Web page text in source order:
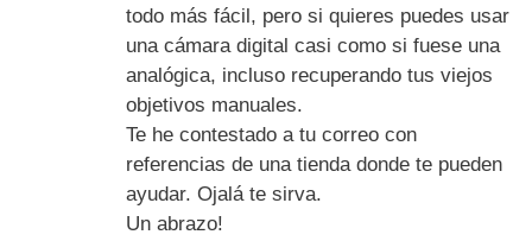
todo más fácil, pero si quieres puedes usar
una cámara digital casi como si fuese una
analógica, incluso recuperando tus viejos
objetivos manuales.
Te he contestado a tu correo con
referencias de una tienda donde te pueden
ayudar. Ojalá te sirva.
Un abrazo!